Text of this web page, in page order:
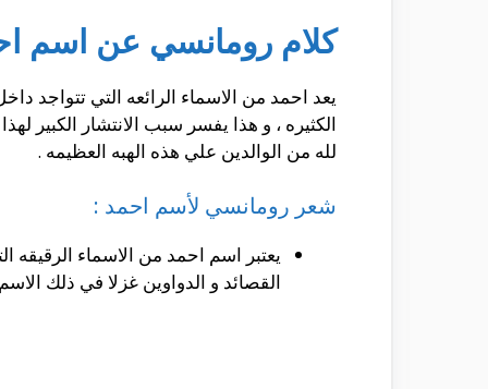
كلام رومانسي عن اسم
يعد احمد من الاسماء الرائعه التي تتواجد
الكثيره ، و هذا يفسر سبب الانتشار الكبير
لله من الوالدين علي هذه الهبه العظيمه .
شعر رومانسي لأسم احمد :
يعتبر اسم احمد من الاسماء
القصائد و الدواوين غزلا في ذلك